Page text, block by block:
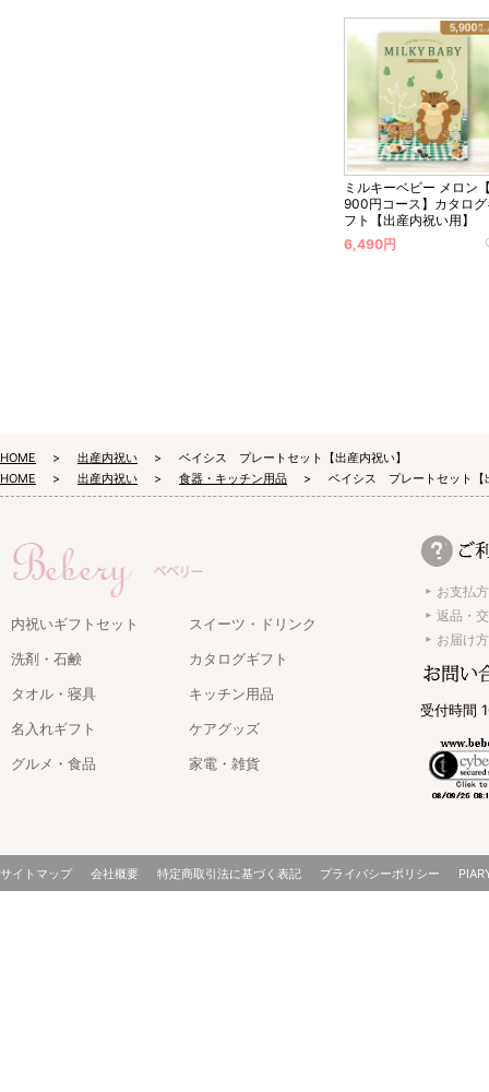
ミルキーベビー メロン
900円コース】カタロ
フト【出産内祝い用】
6,490円
HOME 出産内祝い
ベイシス プレートセット【出産内祝い】
HOME
出産内祝い 食器・キッチン用品 ベイシス プレートセット【
内祝いギフトセット
スイーツ・ドリンク
洗剤・石鹸
カタログギフト
タオル・寝具
キッチン用品
名入れギフト
ケアグッズ
グルメ・食品
家電・雑貨
お支払
返品・
お届け
受付時間
サイトマップ 会社概要 特定商取引法に基づく表記 プライバシーポリシー